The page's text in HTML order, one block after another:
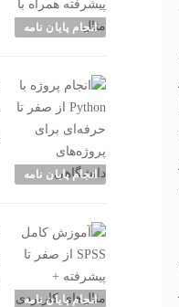
انجام پایان نامه
انجام پایان نامه
انجام پایان نامه